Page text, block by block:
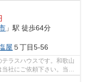
」駅 徒歩64分
屋 ５丁目5-56
ラスハウスです。和歌山
社にご依頼下さい。当社